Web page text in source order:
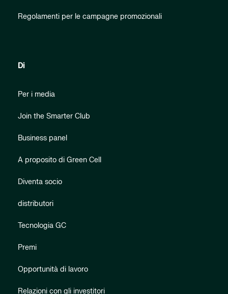
Regolamenti per le campagne promozionali
Di
Per i media
Join the Smarter Club
Business panel
A proposito di Green Cell
Diventa socio
distributori
Tecnologia GC
Premi
Opportunità di lavoro
Relazioni con gli investitori